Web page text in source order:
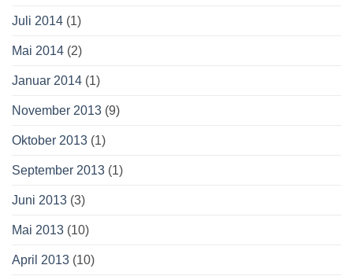
Juli 2014 (1)
Mai 2014 (2)
Januar 2014 (1)
November 2013 (9)
Oktober 2013 (1)
September 2013 (1)
Juni 2013 (3)
Mai 2013 (10)
April 2013 (10)